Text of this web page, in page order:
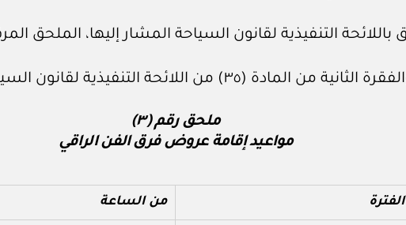
ملحق رقم (٣)
مواعيد إقامة عروض فرق الفن الراقي
الفترة من الساعة